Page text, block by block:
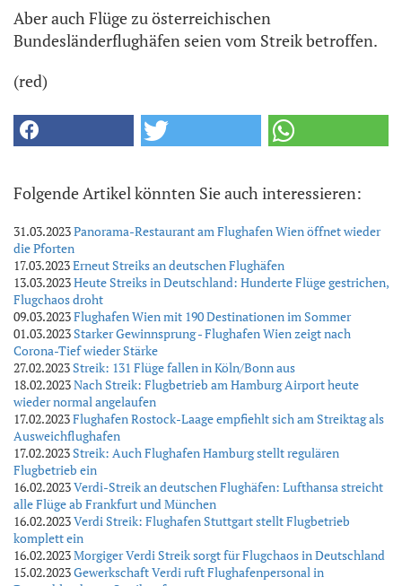
Aber auch Flüge zu österreichischen
Bundesländerflughäfen seien vom Streik betroffen.
(red)
Folgende Artikel könnten Sie auch interessieren:
31.03.2023Panorama-Restaurant am Flughafen Wien öffnet wieder
die Pforten
17.03.2023Erneut Streiks an deutschen Flughäfen
13.03.2023Heute Streiks in Deutschland: Hunderte Flüge gestrichen,
Flugchaos droht
09.03.2023Flughafen Wien mit 190 Destinationen im Sommer
01.03.2023 Starker Gewinnsprung - Flughafen Wien zeigt nach
Corona-Tief wieder Stärke
27.02.2023 Streik: 131 Flüge fallen in Köln/Bonn aus
18.02.2023Nach Streik: Flugbetrieb am Hamburg Airport heute
wieder normal angelaufen
17.02.2023Flughafen Rostock-Laage empfiehlt sich am Streiktag als
Ausweichflughafen
17.02.2023 Streik: Auch Flughafen Hamburg stellt regulären
Flugbetrieb ein
16.02.2023Verdi-Streik an deutschen Flughäfen: Lufthansa streicht
alle Flüge ab Frankfurt und München
16.02.2023Verdi Streik: Flughafen Stuttgart stellt Flugbetrieb
komplett ein
16.02.2023Morgiger Verdi Streik sorgt für Flugchaos in Deutschland
15.02.2023Gewerkschaft Verdi ruft Flughafenpersonal in